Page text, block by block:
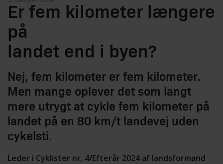
Er fem kilometer længere
på
landet end i byen?
Nej, fem kilometer er fem kilometer.
Men mange oplever det som langt
mere utrygt at cykle fem kilometer på
landet på en 80 km/t landevej uden
cykelsti.
Leder i Cyklister nr. 4/Efterår 2024 af landsformand